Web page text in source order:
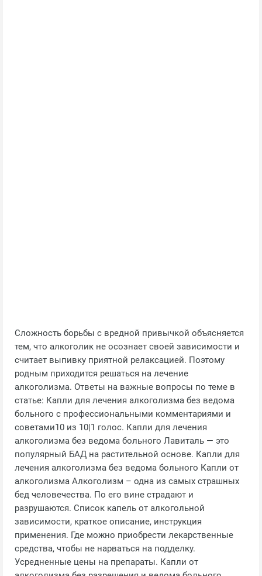
Сложность борьбы с вредной привычкой объясняется
тем, что алкоголик не осознает своей зависимости и
считает выпивку приятной релаксацией. Поэтому
родным приходится решаться на лечение
алкоголизма. Ответы на важные вопросы по теме в
статье: Капли для лечения алкоголизма без ведома
больного с профессиональными комментариями и
советами10 из 10|1 голос. Капли для лечения
алкоголизма без ведома больного Лавиталь — это
популярный БАД на растительной основе. Капли для
лечения алкоголизма без ведома больного Капли от
алкоголизма Алкоголизм – одна из самых страшных
бед человечества. По его вине страдают и
разрушаются. Список капель от алкогольной
зависимости, краткое описание, инструкция
применения. Где можно приобрести лекарственные
средства, чтобы не нарваться на подделку.
Усредненные цены на препараты. Капли от